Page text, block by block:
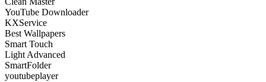
YouTube Downloader
KXService
Best Wallpapers
Smart Touch
Light Advanced
SmartFolder
youtubeplayer